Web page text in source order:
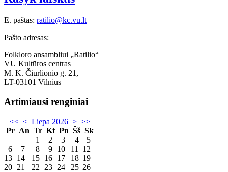
E. paštas: ratilio@kc.vu.lt
Pašto adresas:
Folkloro ansambliui „Ratilio“
VU Kultūros centras
M. K. Čiurlionio g. 21,
LT-03101 Vilnius
Artimiausi renginiai
<< < Liepa 2026 > >>
Pr An Tr Kt Pn Šš Sk
1
2 3 4
5
6
7 8 9 10 11
12
13 14 15 16 17 18 19
20 21 22 23 24 25 26